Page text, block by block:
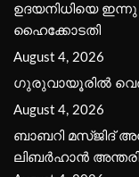
ഉദയനിധിയെ ഇന്നു
ഹൈക്കോടതി
August 4, 2026
ഗുരുവായൂരില്‍
August 4, 2026
ബാബറി മസ്ജിദ്
ലിബര്‍ഹാന്‍